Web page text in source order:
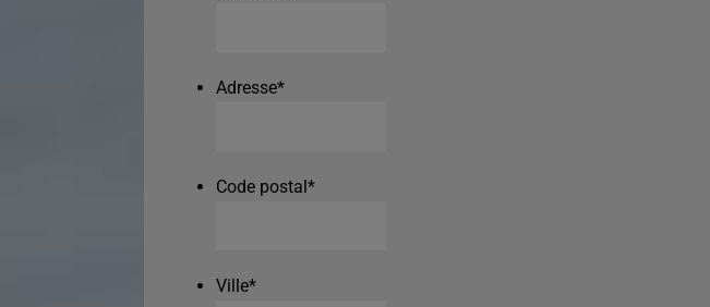
Adresse*
Code postal*
Ville*